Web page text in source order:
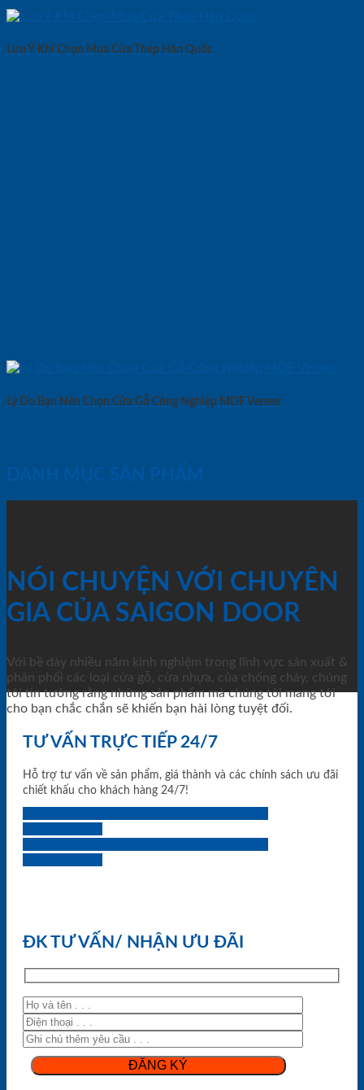
Lưu Ý Khi Chọn Mua Cửa Thép Hàn Quốc
Lý Do Bạn Nên Chọn Cửa Gỗ Công Nghiệp MDF Veneer
DANH MỤC SẢN PHẨM
NÓI CHUYỆN VỚI CHUYÊN
GIA CỦA SAIGON DOOR
Với bề dày nhiều năm kinh nghiệm trong lĩnh vực sản xuất &
phân phối các loại cửa gỗ, cửa nhựa, của chống cháy, chúng
tôi tin tưởng rằng những sản phẩm mà chúng tôi mang tới
cho bạn chắc chắn sẽ khiến bạn hài lòng tuyệt đối.
TƯ VẤN TRỰC TIẾP 24/7
Hỗ trợ tư vấn về sản phẩm, giá thành và các chính sách ưu đãi
chiết khấu cho khách hàng 24/7!
ĐK TƯ VẤN/ NHẬN ƯU ĐÃI